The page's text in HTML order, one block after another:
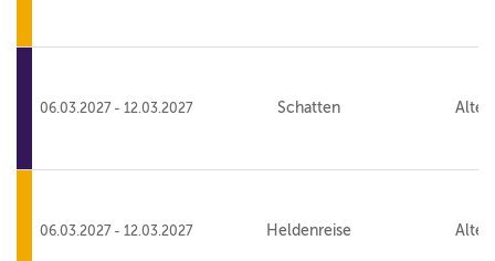
06.03.2027 - 12.03.2027 Schatten Alte
06.03.2027 - 12.03.2027 Heldenreise Alte